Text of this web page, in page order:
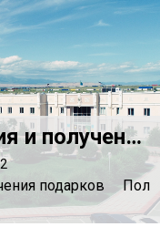
Урегулирование дарения и получения подарков
подарков Пол